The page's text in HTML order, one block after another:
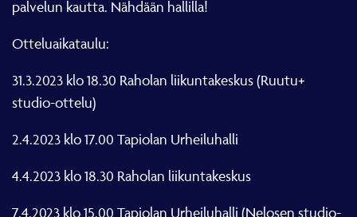
Otteluaikataulu:
31.3.2023 klo 18.30 Raholan liikuntakeskus (Ruutu+
studio-ottelu)
2.4.2023 klo 17.00 Tapiolan Urheiluhalli
4.4.2023 klo 18.30 Raholan liikuntakeskus
7.4.2023 klo 15.00 Tapiolan Urheiluhalli (Nelosen studio-